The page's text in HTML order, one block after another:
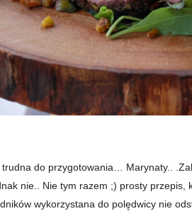
do przygotowania… Marynaty..
nie.. Nie tym razem ;) prosty przepis,
wykorzystana do polędwicy nie